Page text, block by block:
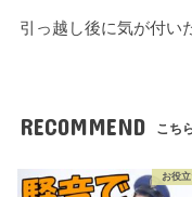
引っ越し後に気が付い
RECOMMEND こち
お役